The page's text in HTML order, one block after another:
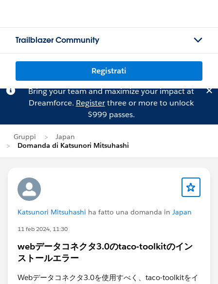
Trailblazer Community
Registrati
Bring your team and maximize your impact at
Dreamforce. Registerthree or more to unlock
$999 passes.
Gruppi
Japan
Domanda di Katsunori Mitsuhashi
Katsunori Mitsuhashi ha fatto una domanda in Japan
11 feb 2024, 11:30
webデータコネクタ3.0のtaco-toolkitのイン
ストールエラー
Webデータコネクタ3.0を使用すべく、taco-toolkitをイ